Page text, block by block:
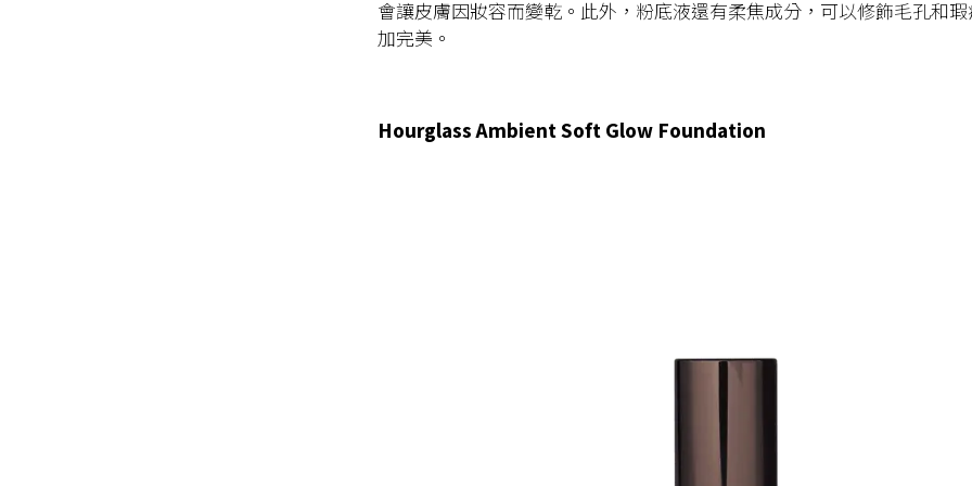
會讓皮膚因妝容而變乾。此外，粉底液還有柔焦成分，可以修飾毛孔和
加完美。
Hourglass Ambient Soft Glow Foundation